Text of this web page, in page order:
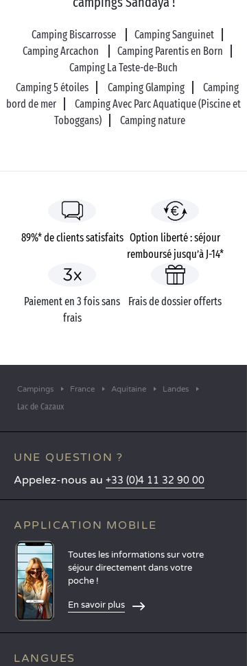
Et pour mieux profiter de la nature environnante,
enfourchez un vélo et empruntez la piste cyclable
autour du lac ! Il n’y a rien de mieux pour se
ressourcer en vacances.
Camping Biscarrosse
Camping Sanguinet
Camping Arcachon
Camping Parentis en Born
Camping La Teste-de-Buch
Camping 5 étoiles
Camping Glamping
Camping
bord de mer
Camping Avec Parc Aquatique (Piscine et
Toboggans)
Camping nature
89%* de clients satisfaits Option liberté : séjour
remboursé jusqu’à J-14*
Paiement en 3 fois sans
frais
Frais de dossier offerts
Campings France Aquitaine Landes
Lac de Cazaux
UNE QUESTION ?
Appelez-nous au +33 (0)4 11 32 90 00
APPLICATION MOBILE
Toutes les informations sur votre
séjour directement dans votre
poche !
En savoir plus
LANGUES